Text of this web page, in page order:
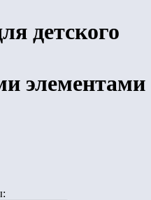
детского
элементами